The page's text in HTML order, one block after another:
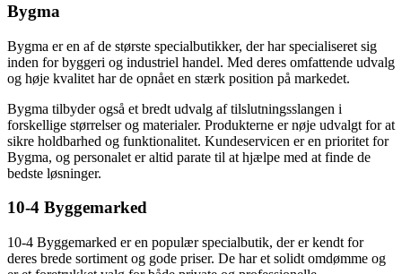
Bygma
Bygma er en af de største specialbutikker, der har specialiseret sig
inden for byggeri og industriel handel. Med deres omfattende udvalg
og høje kvalitet har de opnået en stærk position på markedet.
Bygma tilbyder også et bredt udvalg af tilslutningsslangen i
forskellige størrelser og materialer. Produkterne er nøje udvalgt for at
sikre holdbarhed og funktionalitet. Kundeservicen er en prioritet for
Bygma, og personalet er altid parate til at hjælpe med at finde de
bedste løsninger.
10-4 Byggemarked
10-4 Byggemarked er en populær specialbutik, der er kendt for
deres brede sortiment og gode priser. De har et solidt omdømme og